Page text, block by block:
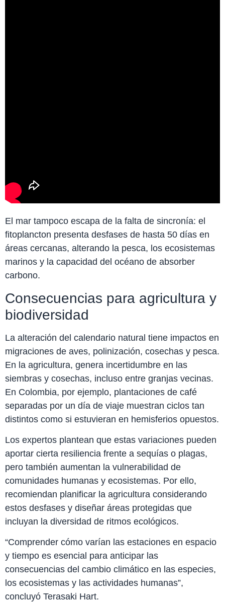
El mar tampoco escapa de la falta de sincronía: el
fitoplancton presenta desfases de hasta 50 días en
áreas cercanas, alterando la pesca, los ecosistemas
marinos y la capacidad del océano de absorber
carbono.
Consecuencias para agricultura y
biodiversidad
La alteración del calendario natural tiene impactos en
migraciones de aves, polinización, cosechas y pesca.
En la agricultura, genera incertidumbre en las
siembras y cosechas, incluso entre granjas vecinas.
En Colombia, por ejemplo, plantaciones de café
separadas por un día de viaje muestran ciclos tan
distintos como si estuvieran en hemisferios opuestos.
Los expertos plantean que estas variaciones pueden
aportar cierta resiliencia frente a sequías o plagas,
pero también aumentan la vulnerabilidad de
comunidades humanas y ecosistemas. Por ello,
recomiendan planificar la agricultura considerando
estos desfases y diseñar áreas protegidas que
incluyan la diversidad de ritmos ecológicos.
“Comprender cómo varían las estaciones en espacio
y tiempo es esencial para anticipar las
consecuencias del cambio climático en las especies,
los ecosistemas y las actividades humanas”,
concluyó Terasaki Hart.